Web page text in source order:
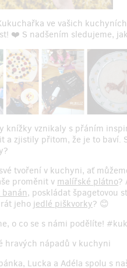
ve vašich
❤️ S nadšením sledujeme,
knížky vznikaly s přáním
a zjistily přitom, že je to baví.
tvoření v kuchyni, ať
proměnit v malířské plátno?
, poskládat špagetovou
jeho jedlé piškvorky? 😊
o co se s námi podělíte!
hravých nápadů v kuchyni
Lucka a Adéla spolu s